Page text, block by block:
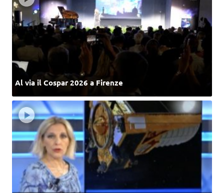
Al via il Cospar 2026 a Firenze